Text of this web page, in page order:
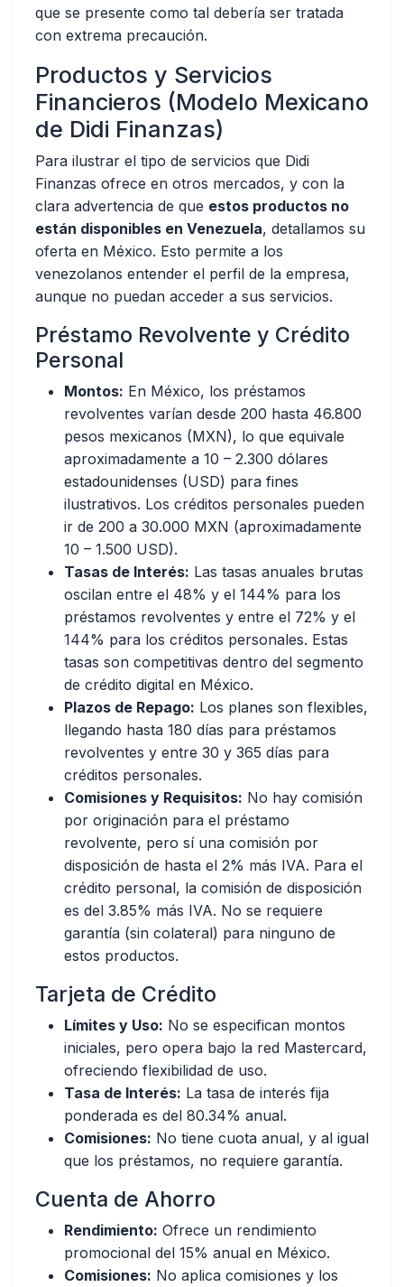
que se presente como tal debería ser tratada
con extrema precaución.
Productos y Servicios
Financieros (Modelo Mexicano
de Didi Finanzas)
Para ilustrar el tipo de servicios que Didi
Finanzas ofrece en otros mercados, y con la
clara advertencia de que estos productos no
están disponibles en Venezuela, detallamos su
oferta en México. Esto permite a los
venezolanos entender el perfil de la empresa,
aunque no puedan acceder a sus servicios.
Préstamo Revolvente y Crédito
Personal
Montos: En México, los préstamos
revolventes varían desde 200 hasta 46.800
pesos mexicanos (MXN), lo que equivale
aproximadamente a 10 – 2.300 dólares
estadounidenses (USD) para fines
ilustrativos. Los créditos personales pueden
ir de 200 a 30.000 MXN (aproximadamente
10 – 1.500 USD).
Tasas de Interés: Las tasas anuales brutas
oscilan entre el 48% y el 144% para los
préstamos revolventes y entre el 72% y el
144% para los créditos personales. Estas
tasas son competitivas dentro del segmento
de crédito digital en México.
Plazos de Repago: Los planes son flexibles,
llegando hasta 180 días para préstamos
revolventes y entre 30 y 365 días para
créditos personales.
Comisiones y Requisitos: No hay comisión
por originación para el préstamo
revolvente, pero sí una comisión por
disposición de hasta el 2% más IVA. Para el
crédito personal, la comisión de disposición
es del 3.85% más IVA. No se requiere
garantía (sin colateral) para ninguno de
estos productos.
Tarjeta de Crédito
Límites y Uso: No se especifican montos
iniciales, pero opera bajo la red Mastercard,
ofreciendo flexibilidad de uso.
Tasa de Interés: La tasa de interés fija
ponderada es del 80.34% anual.
Comisiones: No tiene cuota anual, y al igual
que los préstamos, no requiere garantía.
Cuenta de Ahorro
Rendimiento: Ofrece un rendimiento
promocional del 15% anual en México.
Comisiones: No aplica comisiones y los